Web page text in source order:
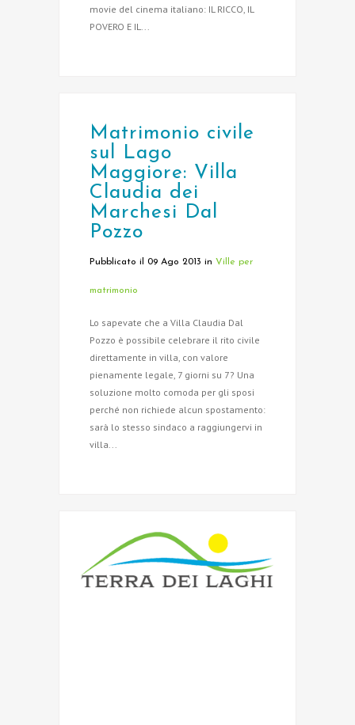
movie del cinema italiano: IL RICCO, IL
POVERO E IL...
Matrimonio civile
sul Lago
Maggiore: Villa
Claudia dei
Marchesi Dal
Pozzo
Pubblicato il 09 Ago 2013 in Ville per
matrimonio
Lo sapevate che a Villa Claudia Dal
Pozzo è possibile celebrare il rito civile
direttamente in villa, con valore
pienamente legale, 7 giorni su 7? Una
soluzione molto comoda per gli sposi
perché non richiede alcun spostamento:
sarà lo stesso sindaco a raggiungervi in
villa...